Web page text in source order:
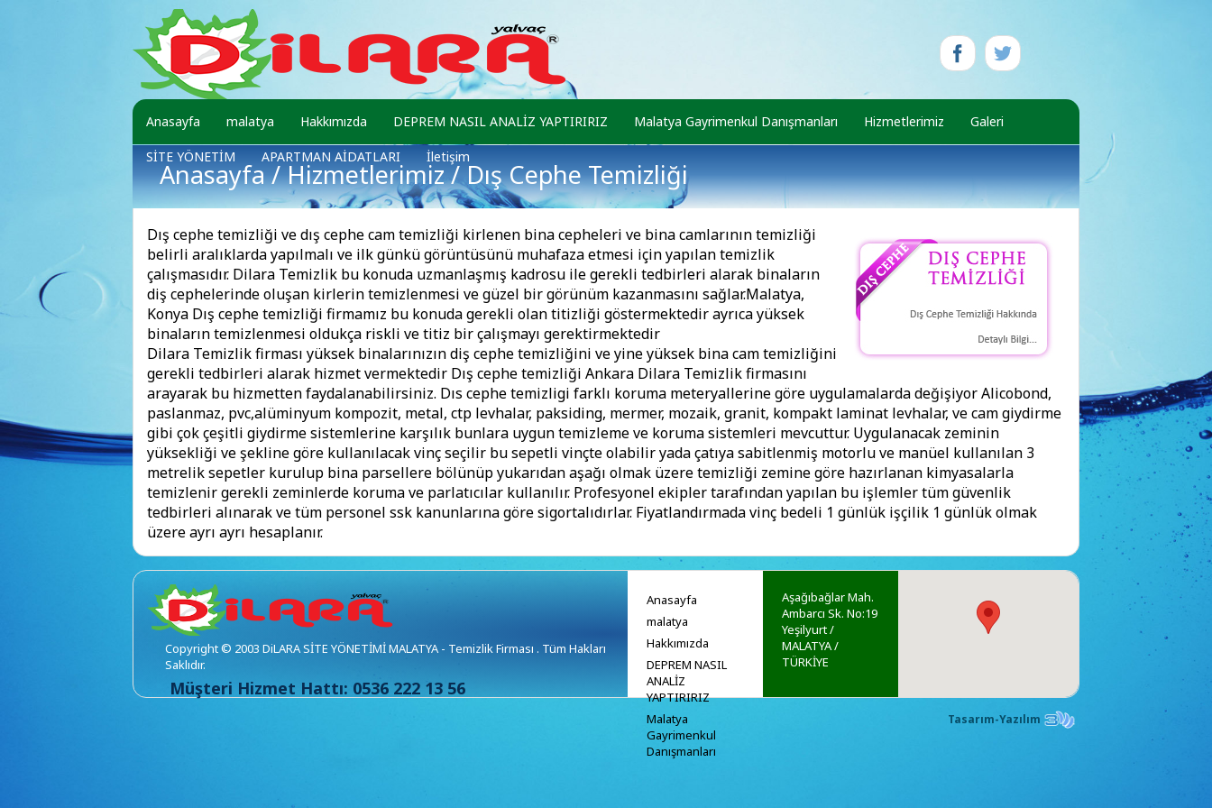
Anasayfa malatya Hakkımızda DEPREM NASIL ANALİZ YAPTIRIRIZ Malatya Gayrimenkul Danışmanları Hizmetlerimiz Galeri
SİTE YÖNETİM APARTMAN AİDATLARI İletişim
Anasayfa/Hizmetlerimiz/ Dış Cephe Temizliği
Dış cephe temizliği ve dış cephe cam temizliği kirlenen bina cepheleri ve bina camlarının temizliği
belirli aralıklarda yapılmalı ve ilk günkü görüntüsünü muhafaza etmesi için yapılan temizlik
çalışmasıdır. Dilara Temizlik bu konuda uzmanlaşmış kadrosu ile gerekli tedbirleri alarak binaların
diş cephelerinde oluşan kirlerin temizlenmesi ve güzel bir görünüm kazanmasını sağlar.Malatya,
Konya Dış cephe temizliği firmamız bu konuda gerekli olan titizliği göstermektedir ayrıca yüksek
binaların temizlenmesi oldukça riskli ve titiz bir çalışmayı gerektirmektedir
Dilara Temizlik firması yüksek binalarınızın diş cephe temizliğini ve yine yüksek bina cam temizliğini
gerekli tedbirleri alarak hizmet vermektedir Dış cephe temizliği Ankara Dilara Temizlik firmasını
arayarak bu hizmetten faydalanabilirsiniz. Dıs cephe temizligi farklı koruma meteryallerine göre uygulamalarda değişiyor Alicobond,
paslanmaz, pvc,alüminyum kompozit, metal, ctp levhalar, paksiding, mermer, mozaik, granit, kompakt laminat levhalar, ve cam giydirme
gibi çok çeşitli giydirme sistemlerine karşılık bunlara uygun temizleme ve koruma sistemleri mevcuttur. Uygulanacak zeminin
yüksekliği ve şekline göre kullanılacak vinç seçilir bu sepetli vinçte olabilir yada çatıya sabitlenmiş motorlu ve manüel kullanılan 3
metrelik sepetler kurulup bina parsellere bölünüp yukarıdan aşağı olmak üzere temizliği zemine göre hazırlanan kimyasalarla
temizlenir gerekli zeminlerde koruma ve parlatıcılar kullanılır. Profesyonel ekipler tarafından yapılan bu işlemler tüm güvenlik
tedbirleri alınarak ve tüm personel ssk kanunlarına göre sigortalıdırlar. Fiyatlandırmada vinç bedeli 1 günlük işçilik 1 günlük olmak
üzere ayrı ayrı hesaplanır.
Copyright © 2003 DiLARA SİTE YÖNETİMİ MALATYA - Temizlik Firması . Tüm Hakları
Saklıdır.
Müşteri Hizmet Hattı: 0536 222 13 56
Anasayfa
malatya
Hakkımızda
DEPREM NASIL
ANALİZ
YAPTIRIRIZ
Malatya
Gayrimenkul
Danışmanları
Aşağıbağlar Mah.
Ambarcı Sk. No:19
Yeşilyurt /
MALATYA /
TÜRKİYE
Tasarım-Yazılım